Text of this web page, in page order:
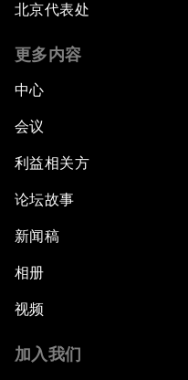
北京代表处
更多内容
中心
会议
利益相关方
论坛故事
新闻稿
相册
视频
加入我们